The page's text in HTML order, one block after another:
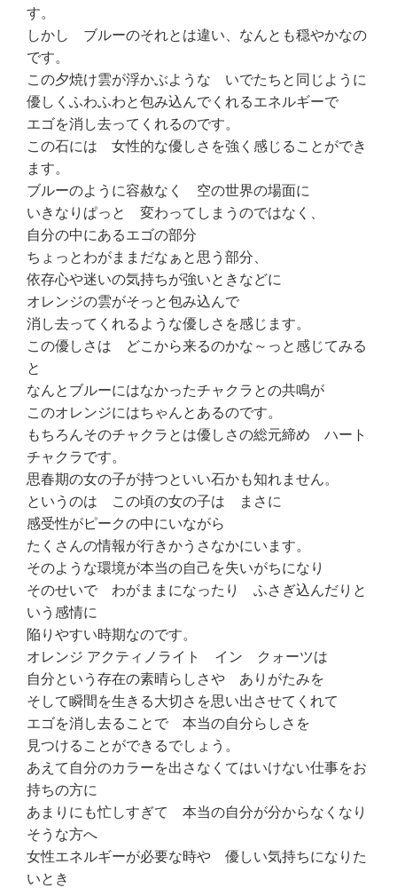
す。
しかし ブルーのそれとは違い、なんとも穏やかなの
です。
この夕焼け雲が浮かぶような いでたちと同じように
優しくふわふわと包み込んでくれるエネルギーで
エゴを消し去ってくれるのです。
この石には 女性的な優しさを強く感じることができ
ます。
ブルーのように容赦なく 空の世界の場面に
いきなりぱっと 変わってしまうのではなく、
自分の中にあるエゴの部分
ちょっとわがままだなぁと思う部分、
依存心や迷いの気持ちが強いときなどに
オレンジの雲がそっと包み込んで
消し去ってくれるような優しさを感じます。
この優しさは どこから来るのかな～っと感じてみる
と
なんとブルーにはなかったチャクラとの共鳴が
このオレンジにはちゃんとあるのです。
もちろんそのチャクラとは優しさの総元締め ハート
チャクラです。
思春期の女の子が持つといい石かも知れません。
というのは この頃の女の子は まさに
感受性がピークの中にいながら
たくさんの情報が行きかうさなかにいます。
そのような環境が本当の自己を失いがちになり
そのせいで わがままになったり ふさぎ込んだりと
いう感情に
陥りやすい時期なのです。
オレンジ アクティノライト イン クォーツは
自分という存在の素晴らしさや ありがたみを
そして瞬間を生きる大切さを思い出させてくれて
エゴを消し去ることで 本当の自分らしさを
見つけることができるでしょう。
あえて自分のカラーを出さなくてはいけない仕事をお
持ちの方に
あまりにも忙しすぎて 本当の自分が分からなくなり
そうな方へ
女性エネルギーが必要な時や 優しい気持ちになりた
いとき